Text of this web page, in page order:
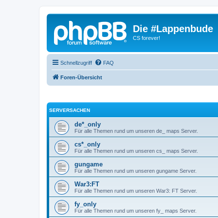
Die #Lappenbude
CS forever!
Schnellzugriff FAQ
Foren-Übersicht
SERVERSACHEN
de*_only
Für alle Themen rund um unseren de_ maps Server.
cs*_only
Für alle Themen rund um unseren cs_ maps Server.
gungame
Für alle Themen rund um unseren gungame Server.
War3:FT
Für alle Themen rund um unseren War3: FT Server.
fy_only
Für alle Themen rund um unseren fy_ maps Server.